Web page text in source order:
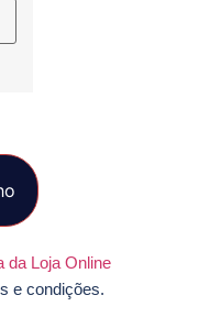
da Loja Online
e condições.